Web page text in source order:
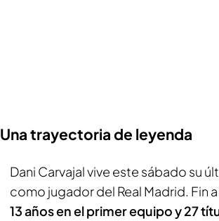
Una trayectoria de leyenda
Dani Carvajal vive este sábado su
como jugador del Real Madrid. Fin
13 años en el primer equipo y 27